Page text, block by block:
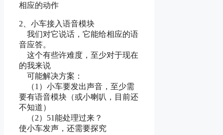
相应的动作
2、小车接入语音模块
我们对它说话，它能给相应的语
音应答。
这个有些许难度，至少对于现在
的我来说
可能解决方案：
（1）小车要发出声音，至少需
要有语音模块（或小喇叭，目前还
不知道）
（2）51能处理过来？
使小车发声，还需要探究